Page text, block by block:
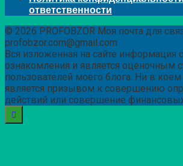
ответственности
© 2026 PROFOBZOR Моя почта для
profobzor.com@gmail.com
Вся изложенная на сайте информация
ознакомления и является оценочным
пользователей моего блога. Ни в коем
является призывом к совершению
действий или совершение